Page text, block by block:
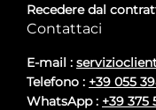
Recedere dal
Contattaci
E-mail :
Telefono : +39 055
WhatsApp : +39 375